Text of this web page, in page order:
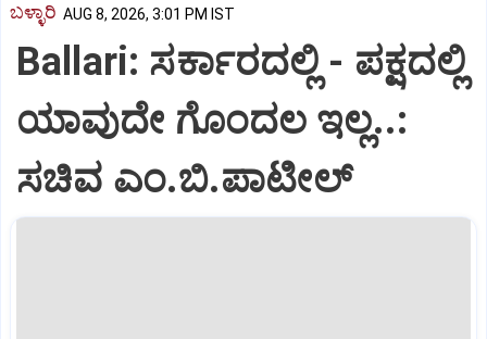
ಬಳ್ಳಾರಿ AUG 8, 2026, 3:01 PM IST
Ballari: ಸರ್ಕಾರದಲ್ಲಿ - ಪಕ್ಷದಲ್ಲಿ
ಯಾವುದೇ ಗೊಂದಲ ಇಲ್ಲ..:
ಸಚಿವ ಎಂ.ಬಿ.ಪಾಟೀಲ್